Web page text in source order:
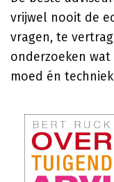
vrijwel nooit de
vragen, te
onderzoeken
moed én